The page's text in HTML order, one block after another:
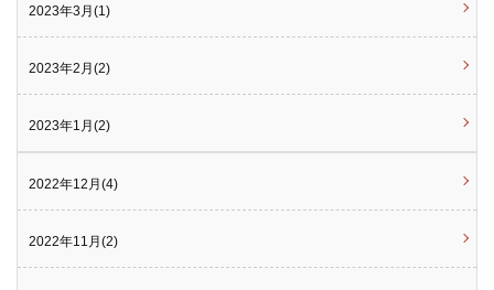
2023年3月(1)
2023年2月(2)
2023年1月(2)
2022年12月(4)
2022年11月(2)